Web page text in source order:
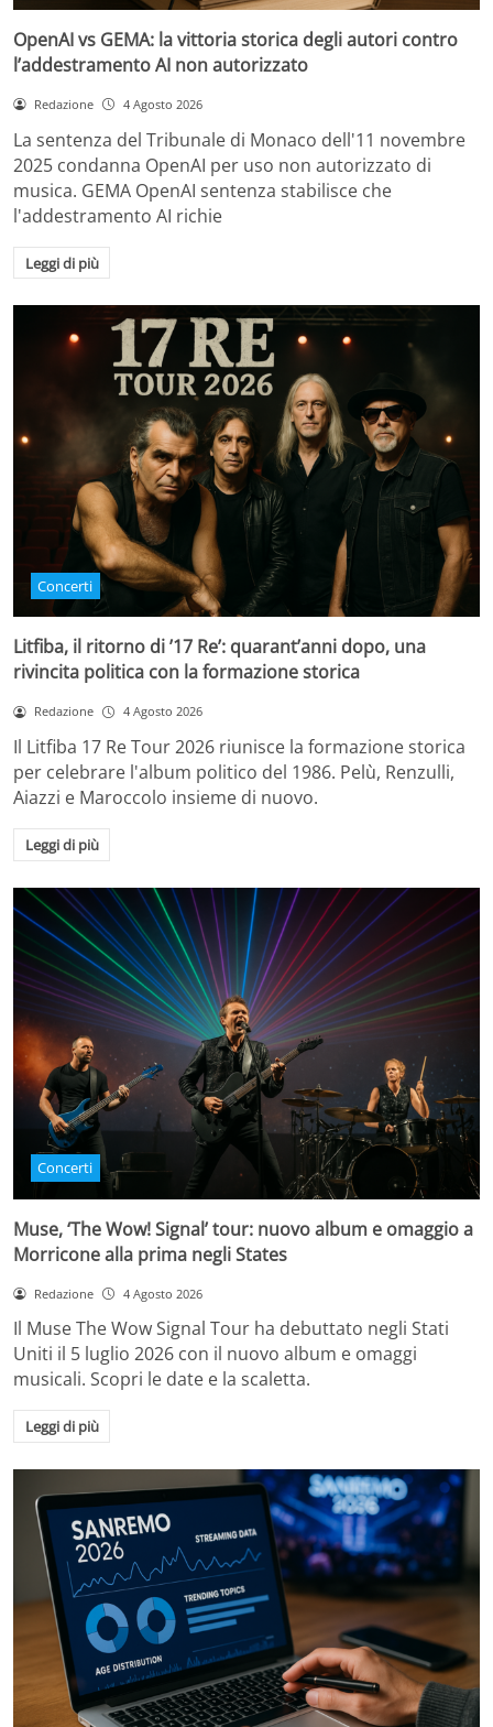
OpenAI vs GEMA: la vittoria storica degli autori contro
l’addestramento AI non autorizzato
Redazione 4 Agosto 2026
La sentenza del Tribunale di Monaco dell'11 novembre
2025 condanna OpenAI per uso non autorizzato di
musica. GEMA OpenAI sentenza stabilisce che
l'addestramento AI richie
Leggi di più
Concerti
Litfiba, il ritorno di ’17 Re’: quarant’anni dopo, una
rivincita politica con la formazione storica
Redazione 4 Agosto 2026
Il Litfiba 17 Re Tour 2026 riunisce la formazione storica
per celebrare l'album politico del 1986. Pelù, Renzulli,
Aiazzi e Maroccolo insieme di nuovo.
Leggi di più
Concerti
Muse, ‘The Wow! Signal’ tour: nuovo album e omaggio a
Morricone alla prima negli States
Redazione 4 Agosto 2026
Il Muse The Wow Signal Tour ha debuttato negli Stati
Uniti il 5 luglio 2026 con il nuovo album e omaggi
musicali. Scopri le date e la scaletta.
Leggi di più